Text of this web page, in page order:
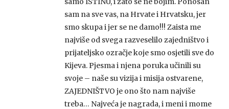
sam na sve vas, na Hrvate i Hrvatsku, jer
smo skupa i jer se ne damo!!! Zaista me
najviše od svega razveselilo zajedništvo i
prijateljsko ozračje koje smo osjetili sve do
Kijeva. Pjesma i njena poruka učinili su
svoje – naše su vizija i misija ostvarene,
ZAJEDNIŠTVO je ono što nam najviše
treba… Najveća je nagrada, i meni i mome